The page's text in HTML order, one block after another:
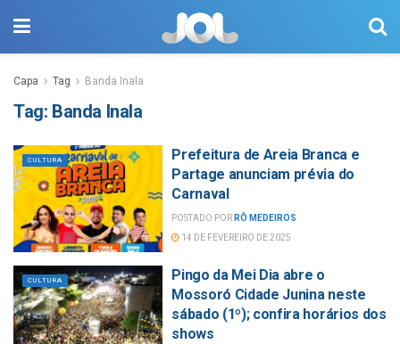
Capa Tag Banda Inala
Tag: Banda Inala
CULTURA
Prefeitura de Areia Branca e
Partage anunciam prévia do
Carnaval
POSTADO POR RÔ MEDEIROS
14 DE FEVEREIRO DE 2025
CULTURA
Pingo da Mei Dia abre o
Mossoró Cidade Junina neste
sábado (1º); confira horários dos
shows